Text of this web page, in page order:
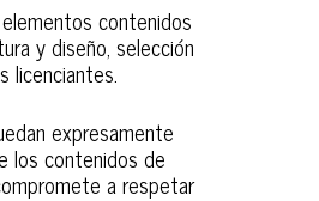
contenidos
y diseño, selección
licenciantes.
expresamente
los contenidos de
a respetar